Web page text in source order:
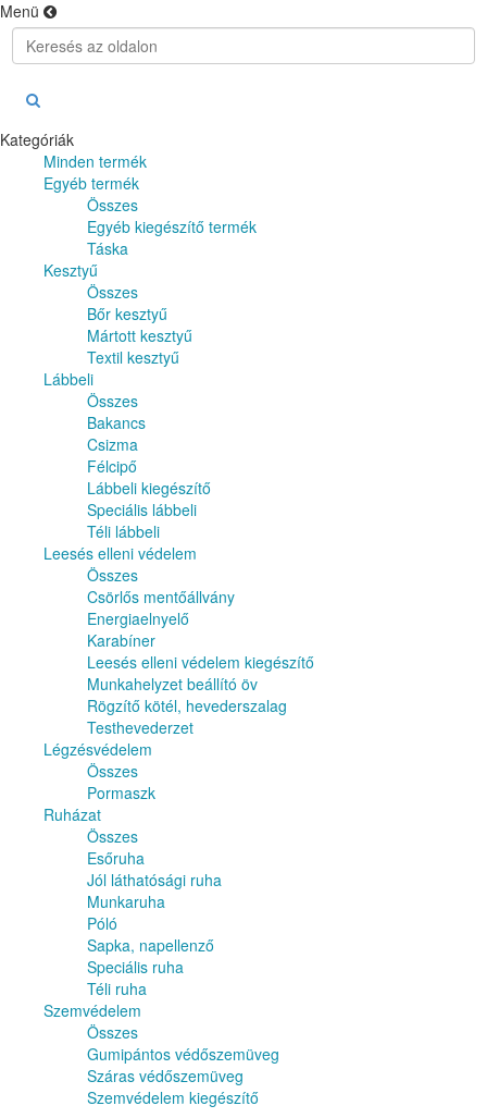
Menü
Kategóriák
Minden termék
Egyéb termék
Összes
Egyéb kiegészítő termék
Táska
Kesztyű
Összes
Bőr kesztyű
Mártott kesztyű
Textil kesztyű
Lábbeli
Összes
Bakancs
Csizma
Félcipő
Lábbeli kiegészítő
Speciális lábbeli
Téli lábbeli
Leesés elleni védelem
Összes
Csörlős mentőállvány
Energiaelnyelő
Karabíner
Leesés elleni védelem kiegészítő
Munkahelyzet beállító öv
Rögzítő kötél, hevederszalag
Testhevederzet
Légzésvédelem
Összes
Pormaszk
Ruházat
Összes
Esőruha
Jól láthatósági ruha
Munkaruha
Póló
Sapka, napellenző
Speciális ruha
Téli ruha
Szemvédelem
Összes
Gumipántos védőszemüveg
Száras védőszemüveg
Szemvédelem kiegészítő